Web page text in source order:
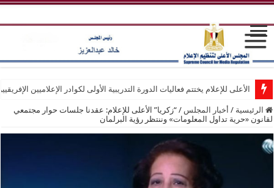
الأعلى للإعلام يختتم فعاليات الدورة التدريبية الأولى لكوادر الإعلاميين
الرئيسية / أخبار المجلس / “زكريا” الأعلى للإعلام: عقدنا جلسات حوار مجتمعي
لقانون «حرية تداول المعلومات» وننتظر رؤية البرلمان